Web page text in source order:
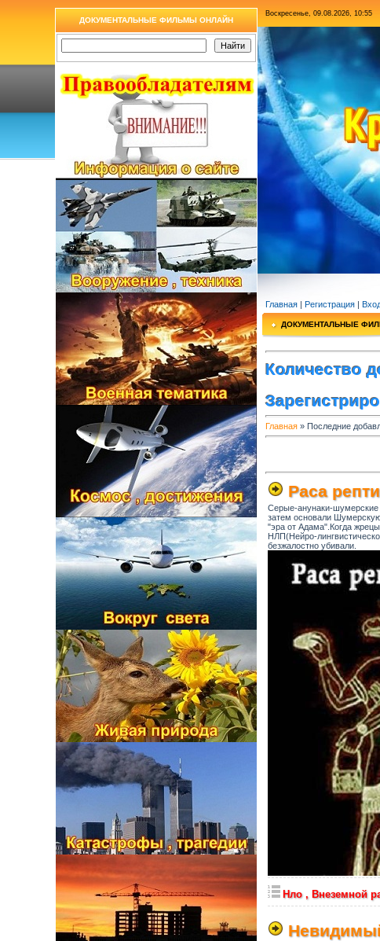
ДОКУМЕНТАЛЬНЫЕ ФИЛЬМЫ ОНЛАЙН
Воскресенье, 09.08.2026, 10:55
Главная | Регистрация |
ДОКУМЕНТАЛЬНЫЕ
Количество
Главная » Последние
Раса
Серые-анунаки-шумерские
затем основали Шумерскую
"эра от Адама".Когда
НЛП(Нейро-
безжалостно убивали.
Нло , Внеземной